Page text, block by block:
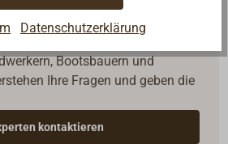
Bootsbauern und
Ihre Fragen und geben die
kontaktieren
Datenschutzerklärung